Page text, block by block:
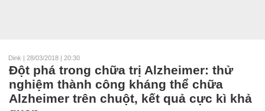
Dink | 28/03/2018 | 20:30
Đột phá trong chữa trị Alzheimer: thử
nghiệm thành công kháng thể chữa
Alzheimer trên chuột, kết quả cực kì khả